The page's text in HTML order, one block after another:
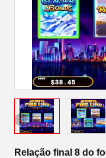
Relação final 8 do